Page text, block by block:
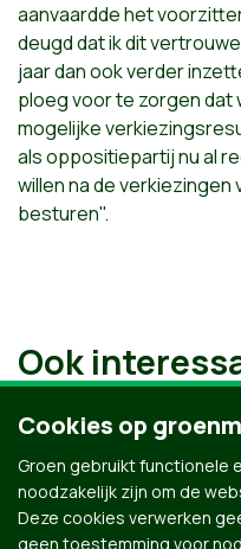
aanvaardde het
deugd dat ik dit
jaar dan ook verder
ploeg voor te zorgen dat
mogelijke
als oppositiepartij nu al
willen na de verkiezingen
besturen".
Ook
Cookies op
Groen gebruikt functionele
noodzakelijk zijn om de
Deze cookies verwerken
geen toestemming voor